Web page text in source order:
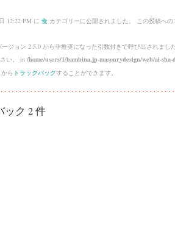
12:22 PM に 食 カテゴリーに公開されました。 この投稿への
ジョン 2.5.0 から非推奨になった引数付きで呼び出されまし
い。 in /home/users/1/bambina.jp-masonrydesign/web/ai-
ら トラックバックすることができます。
ック 2 件